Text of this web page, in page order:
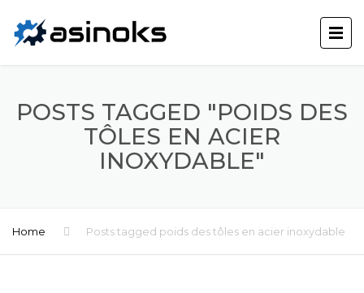
POSTS TAGGED "POIDS DES
TÔLES EN ACIER
INOXYDABLE"
Home Posts tagged poids des tôles en acier inoxydable